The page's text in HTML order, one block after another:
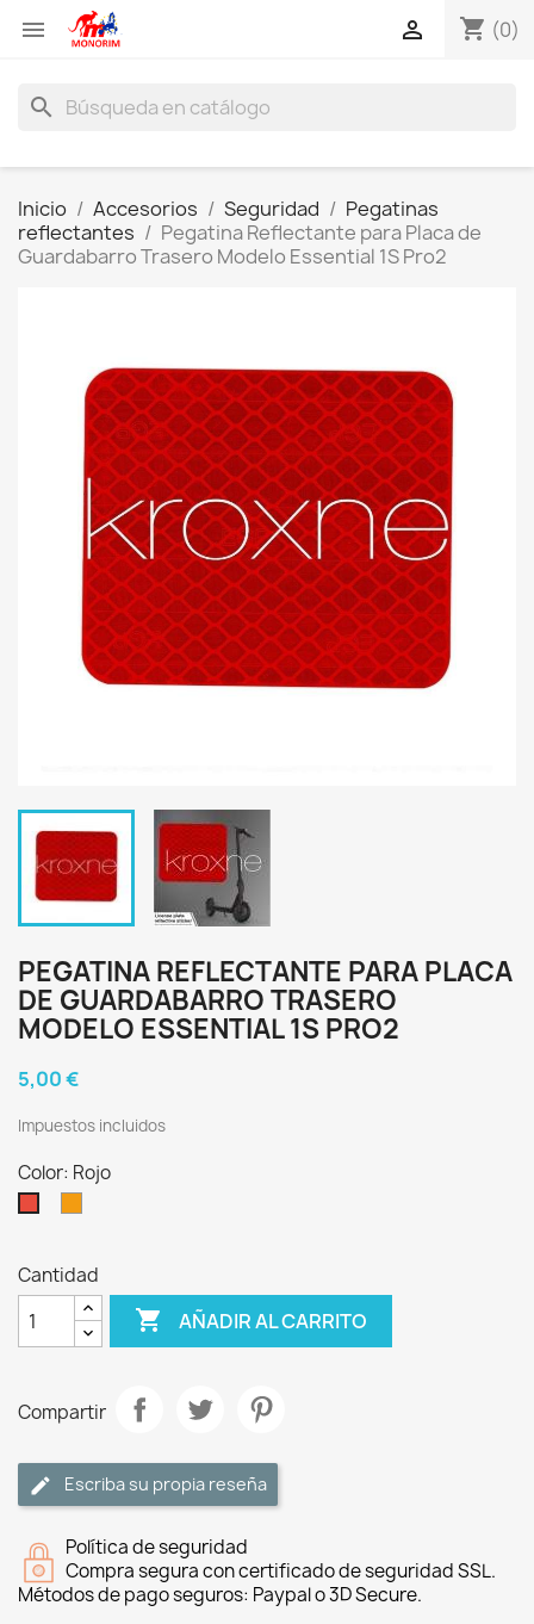
 shopping_cart (0)

search
Inicio Accesorios Seguridad
Pegatinas
reflectantes
Pegatina Reflectante para Placa de
Guardabarro Trasero Modelo Essential 1S Pro2
PEGATINA REFLECTANTE PARA PLACA
DE GUARDABARRO TRASERO
MODELO ESSENTIAL 1S PRO2
5,00 €
Impuestos incluidos
Color: Rojo
Cantidad
 AÑADIR AL CARRITO
Compartir
Escriba su propia reseña
Política de seguridad
Compra segura con certificado de seguridad SSL.
Métodos de pago seguros: Paypal o 3D Secure.